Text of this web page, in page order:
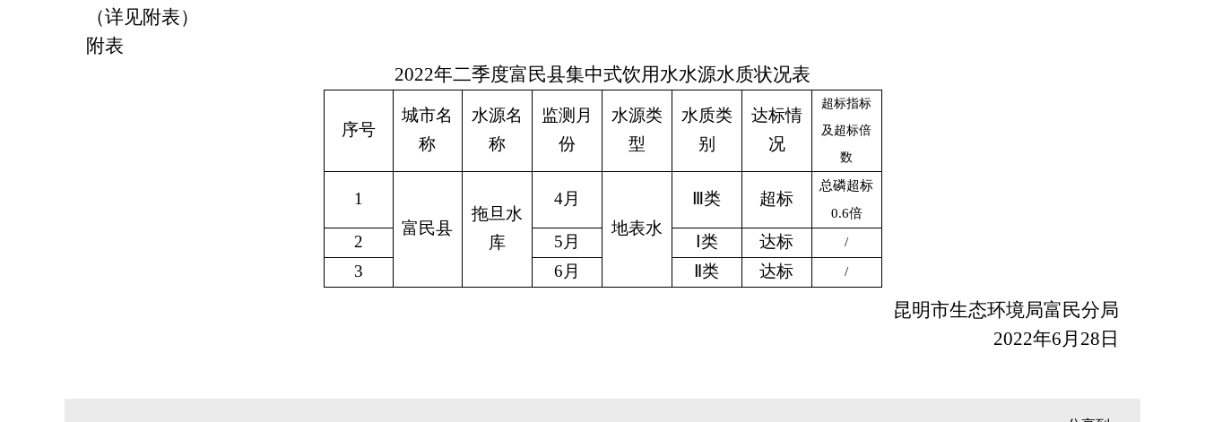
（详见附表）
附表
2022年二季度富民县集中式饮用水水源水质状况表
序号
城市名
称
水源名
称
监测月
份
水源类
型
水质类
别
达标情
况
超标指标
及超标倍
数
1
富民县
拖旦水
库
4月
地表水
Ⅲ类 超标
总磷超标
0.6倍
2 5月 Ⅰ类 达标 /
3 6月 Ⅱ类 达标 /
昆明市生态环境局富民分局
2022年6月28日